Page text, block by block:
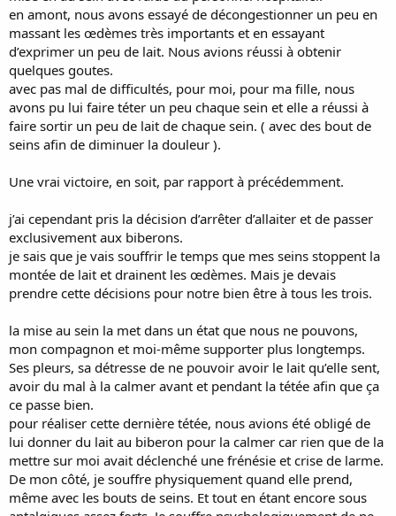
en amont, nous avons essayé de décongestionner un peu en
massant les œdèmes très importants et en essayant
d’exprimer un peu de lait. Nous avions réussi à obtenir
quelques goutes.
avec pas mal de difficultés, pour moi, pour ma fille, nous
avons pu lui faire téter un peu chaque sein et elle a réussi à
faire sortir un peu de lait de chaque sein. ( avec des bout de
seins afin de diminuer la douleur ).
Une vrai victoire, en soit, par rapport à précédemment.
j’ai cependant pris la décision d’arrêter d’allaiter et de passer
exclusivement aux biberons.
je sais que je vais souffrir le temps que mes seins stoppent la
montée de lait et drainent les œdèmes. Mais je devais
prendre cette décisions pour notre bien être à tous les trois.
la mise au sein la met dans un état que nous ne pouvons,
mon compagnon et moi-même supporter plus longtemps.
Ses pleurs, sa détresse de ne pouvoir avoir le lait qu’elle sent,
avoir du mal à la calmer avant et pendant la tétée afin que ça
ce passe bien.
pour réaliser cette dernière tétée, nous avions été obligé de
lui donner du lait au biberon pour la calmer car rien que de la
mettre sur moi avait déclenché une frénésie et crise de larme.
De mon côté, je souffre physiquement quand elle prend,
même avec les bouts de seins. Et tout en étant encore sous